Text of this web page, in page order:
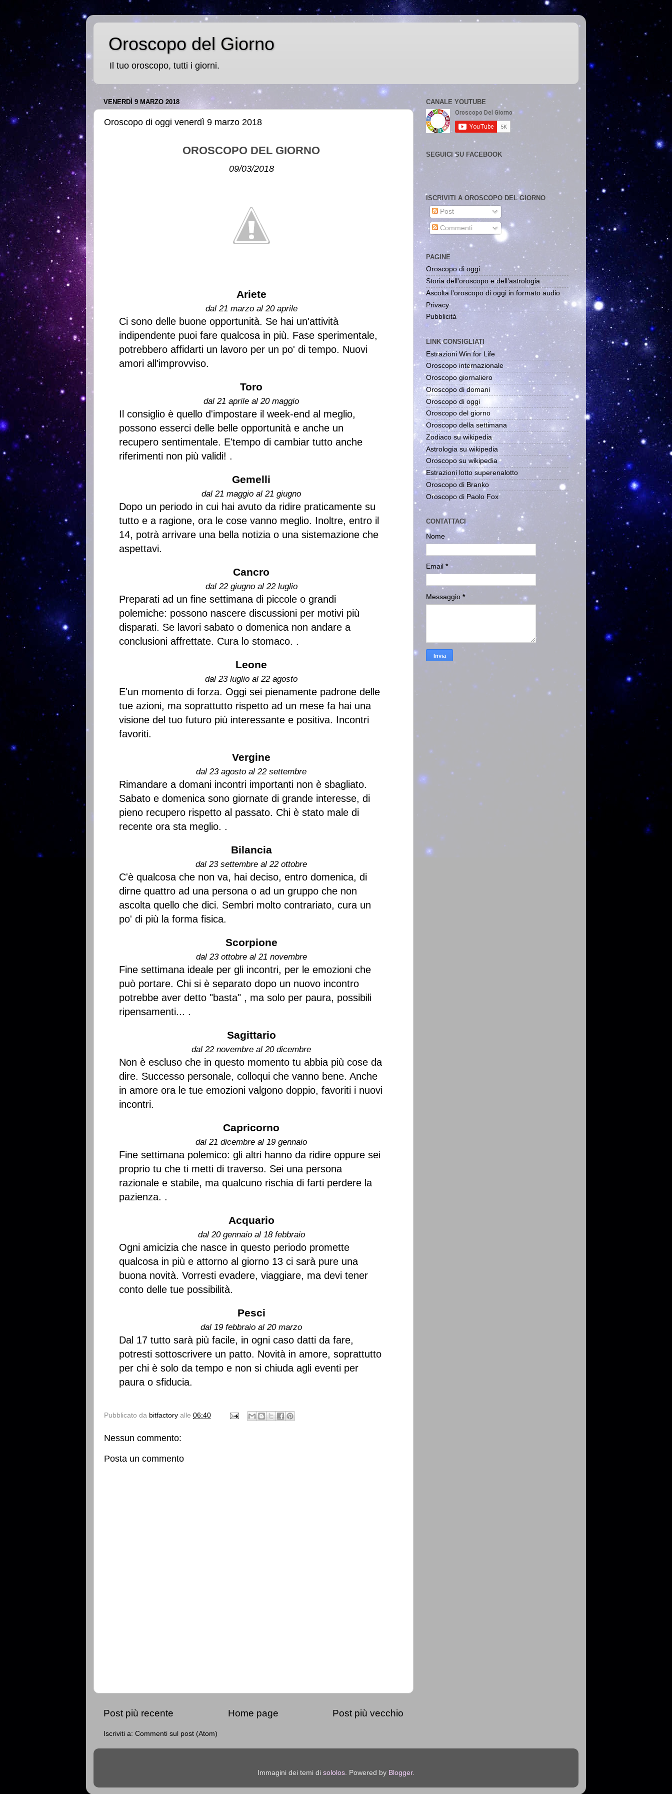
Oroscopo del Giorno
Il tuo oroscopo, tutti i giorni.
VENERDÌ 9 MARZO 2018
Oroscopo di oggi venerdì 9 marzo 2018
OROSCOPO DEL GIORNO
09/03/2018
Ariete
dal 21 marzo al 20 aprile
Ci sono delle buone opportunità. Se hai un'attività
indipendente puoi fare qualcosa in più. Fase sperimentale,
potrebbero affidarti un lavoro per un po' di tempo. Nuovi
amori all'improvviso.
Toro
dal 21 aprile al 20 maggio
Il consiglio è quello d'impostare il week-end al meglio,
possono esserci delle belle opportunità e anche un
recupero sentimentale. E'tempo di cambiar tutto anche
riferimenti non più validi! .
Gemelli
dal 21 maggio al 21 giugno
Dopo un periodo in cui hai avuto da ridire praticamente su
tutto e a ragione, ora le cose vanno meglio. Inoltre, entro il
14, potrà arrivare una bella notizia o una sistemazione che
aspettavi.
Cancro
dal 22 giugno al 22 luglio
Preparati ad un fine settimana di piccole o grandi
polemiche: possono nascere discussioni per motivi più
disparati. Se lavori sabato o domenica non andare a
conclusioni affrettate. Cura lo stomaco. .
Leone
dal 23 luglio al 22 agosto
E'un momento di forza. Oggi sei pienamente padrone delle
tue azioni, ma soprattutto rispetto ad un mese fa hai una
visione del tuo futuro più interessante e positiva. Incontri
favoriti.
Vergine
dal 23 agosto al 22 settembre
Rimandare a domani incontri importanti non è sbagliato.
Sabato e domenica sono giornate di grande interesse, di
pieno recupero rispetto al passato. Chi è stato male di
recente ora sta meglio. .
Bilancia
dal 23 settembre al 22 ottobre
C'è qualcosa che non va, hai deciso, entro domenica, di
dirne quattro ad una persona o ad un gruppo che non
ascolta quello che dici. Sembri molto contrariato, cura un
po' di più la forma fisica.
Scorpione
dal 23 ottobre al 21 novembre
Fine settimana ideale per gli incontri, per le emozioni che
può portare. Chi si è separato dopo un nuovo incontro
potrebbe aver detto "basta" , ma solo per paura, possibili
ripensamenti... .
Sagittario
dal 22 novembre al 20 dicembre
Non è escluso che in questo momento tu abbia più cose da
dire. Successo personale, colloqui che vanno bene. Anche
in amore ora le tue emozioni valgono doppio, favoriti i nuovi
incontri.
Capricorno
dal 21 dicembre al 19 gennaio
Fine settimana polemico: gli altri hanno da ridire oppure sei
proprio tu che ti metti di traverso. Sei una persona
razionale e stabile, ma qualcuno rischia di farti perdere la
pazienza. .
Acquario
dal 20 gennaio al 18 febbraio
Ogni amicizia che nasce in questo periodo promette
qualcosa in più e attorno al giorno 13 ci sarà pure una
buona novità. Vorresti evadere, viaggiare, ma devi tener
conto delle tue possibilità.
Pesci
dal 19 febbraio al 20 marzo
Dal 17 tutto sarà più facile, in ogni caso datti da fare,
potresti sottoscrivere un patto. Novità in amore, soprattutto
per chi è solo da tempo e non si chiuda agli eventi per
paura o sfiducia.
Pubblicato da bitfactory alle 06:40
Nessun commento:
Posta un commento
Post più recente Post più vecchio
Home page
Iscriviti a: Commenti sul post (Atom)
CANALE YOUTUBE
SEGUICI SU FACEBOOK
ISCRIVITI A OROSCOPO DEL GIORNO
Post
Commenti
PAGINE
Oroscopo di oggi
Storia dell'oroscopo e dell'astrologia
Ascolta l'oroscopo di oggi in formato audio
Privacy
Pubblicità
LINK CONSIGLIATI
Estrazioni Win for Life
Oroscopo internazionale
Oroscopo giornaliero
Oroscopo di domani
Oroscopo di oggi
Oroscopo del giorno
Oroscopo della settimana
Zodiaco su wikipedia
Astrologia su wikipedia
Oroscopo su wikipedia
Estrazioni lotto superenalotto
Oroscopo di Branko
Oroscopo di Paolo Fox
CONTATTACI
Nome
Email *
Messaggio *
Immagini dei temi di sololos . Powered by Blogger.